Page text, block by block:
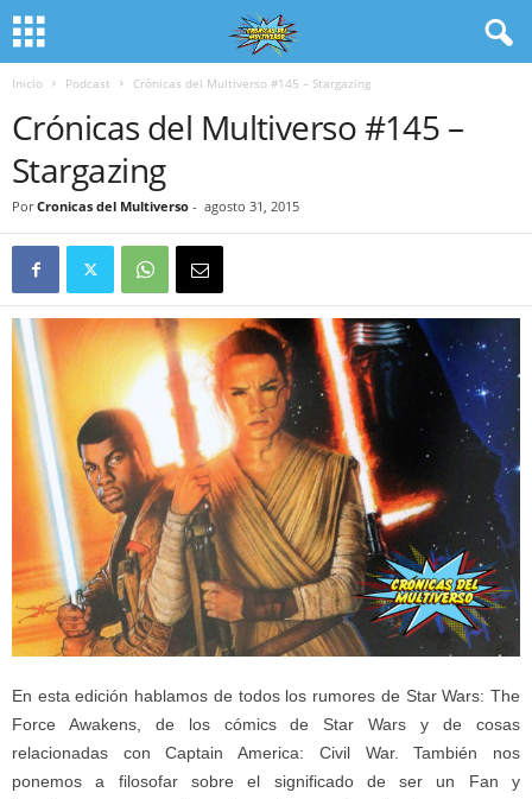
Inicio Podcast Crónicas del Multiverso #145 – Stargazing
Crónicas del Multiverso #145 –
Stargazing
Por Cronicas del Multiverso - agosto 31, 2015
En esta edición hablamos de todos los rumores de Star Wars: The
Force Awakens, de los cómics de Star Wars y de cosas
relacionadas con Captain America: Civil War. También nos
ponemos a filosofar sobre el significado de ser un Fan y